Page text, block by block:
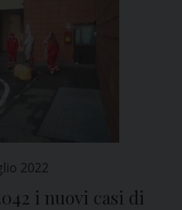
2022
i nuovi casi di